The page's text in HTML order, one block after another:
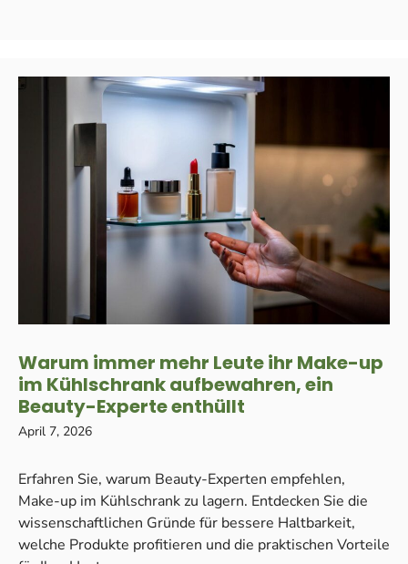
Warum immer mehr Leute ihr Make-up
im Kühlschrank aufbewahren, ein
Beauty-Experte enthüllt
April 7, 2026
Erfahren Sie, warum Beauty-Experten empfehlen,
Make-up im Kühlschrank zu lagern. Entdecken Sie die
wissenschaftlichen Gründe für bessere Haltbarkeit,
welche Produkte profitieren und die praktischen Vorteile